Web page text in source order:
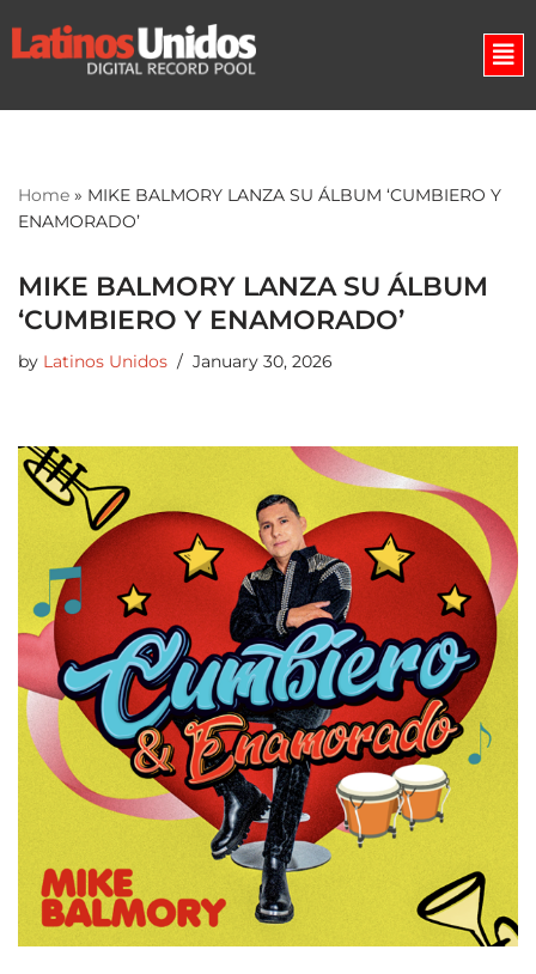
Skip
Home » MIKE BALMORY LANZA SU ÁLBUM ‘CUMBIERO Y
ENAMORADO’
MIKE BALMORY LANZA SU ÁLBUM
‘CUMBIERO Y ENAMORADO’
by Latinos Unidos January 30, 2026